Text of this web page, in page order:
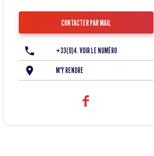
CONTACTER PAR MAIL
+33(0)4. VOIR LE NUMÉRO
M'Y RENDRE